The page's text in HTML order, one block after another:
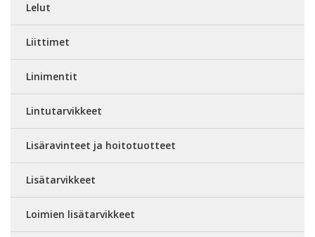
Lelut
Liittimet
Linimentit
Lintutarvikkeet
Lisäravinteet ja hoitotuotteet
Lisätarvikkeet
Loimien lisätarvikkeet